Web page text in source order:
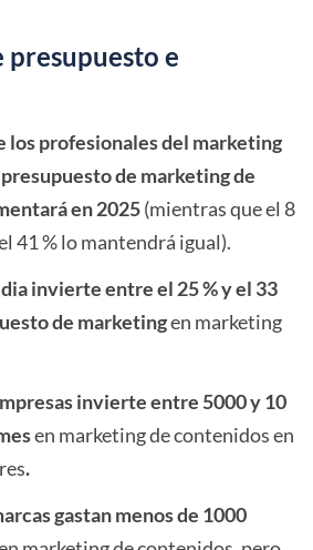
presupuesto e
los profesionales del marketing
de marketing de
en 2025(mientras que el 8
41 % lo mantendrá igual).
invierte entre el 25 % y el 33
de marketingen marketing
invierte entre 5000 y 10
en marketing de contenidos en
.
gastan menos de 1000